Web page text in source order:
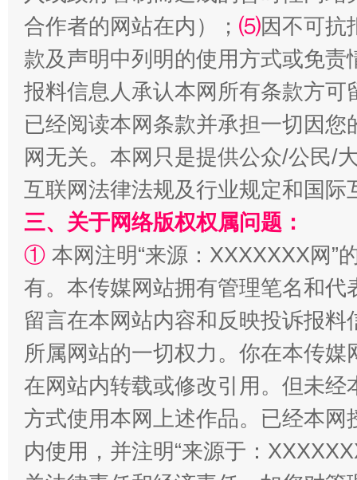
全民健身五年计划来了！等你上场
合作者的网站在内）； ⑸因不可抗
款及声明中列明的使用方式或免责
报料信息人承认本网所有条款方
已经阅读本网条款并承担一切因
网无关。本网只是提供公众/公民/
互联网法律法规及行业规定和国
三、关于网络版权权属问题：
① 本网注明“来源：XXXXXXX网”
有。本传媒网站拥有管理笔名和
留言在本网站内容和反映投诉报
所属网站的一切权力。你在本传
在网站内转载或修改引用。但未
方式使用本网上述作品。已经本
内使用，并注明“来源于：